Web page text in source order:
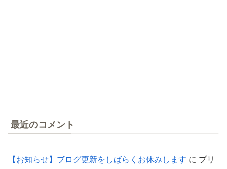
最近のコメント
【お知らせ】ブログ更新をしばらくお休みします に プリ